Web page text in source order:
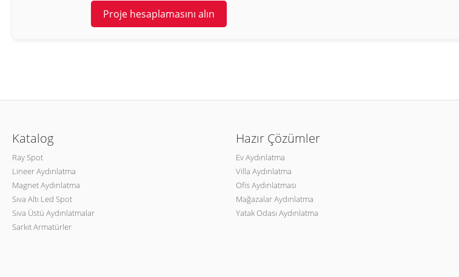
Proje hesaplamasını alın
Katalog
Ray Spot
Lineer Aydınlatma
Magnet Aydınlatma
Sıva Altı Led Spot
Sıva Üstü Aydınlatmalar
Sarkıt Armatürler
Hazır Çözümler
Ev Aydınlatma
Villa Aydınlatma
Ofis Aydınlatması
Mağazalar Aydınlatma
Yatak Odası Aydınlatma